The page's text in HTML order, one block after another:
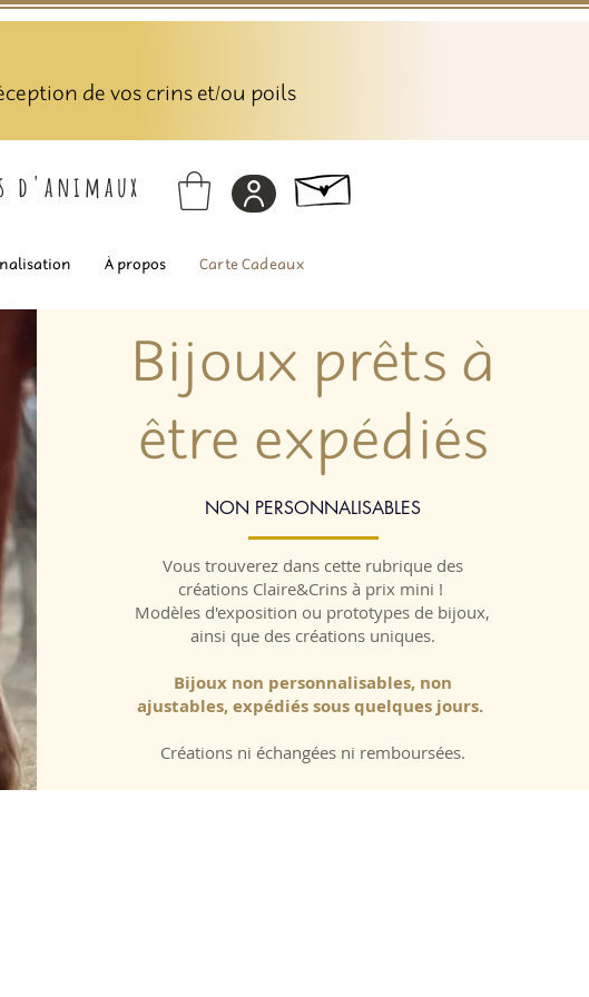
de vos crins et/ou poils
d'animaux
À propos Carte Cadeaux
Bijoux prêts à
être expédiés
NON PERSONNALISABLES
Vous trouverez dans cette rubrique des
créations Claire&Crins à prix mini !
Modèles d'exposition ou prototypes de bijoux,
ainsi que des créations uniques.
Bijoux non personnalisables, non
ajustables, expédiés sous quelques jours.
Créations ni échangées ni remboursées.